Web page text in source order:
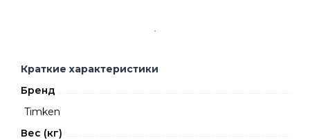
Краткие характеристики
Бренд
Timken
Вес (кг)